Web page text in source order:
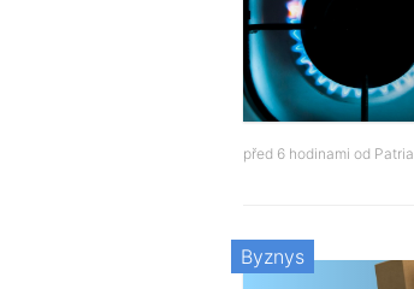
před 6 hodinami od Patria
Byznys